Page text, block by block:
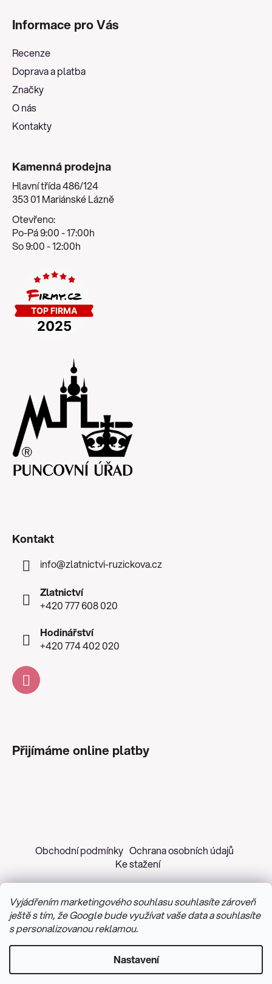
Vyjádřením marketingového souhlasu souhlasíte zároveň
ještě s tím, že Google bude využívat vaše data a souhlasíte
s personalizovanou reklamou.
Nastavení
Informace pro Vás
Recenze
Doprava a platba
Značky
O nás
Kontakty
Kamenná prodejna
Hlavní třída 486/124
353 01 Mariánské Lázně
Otevřeno:
Po-Pá 9:00 - 17:00h
So 9:00 - 12:00h
Kontakt
info@zlatnictvi-ruzickova.cz
Zlatnictví
+420 777 608 020
Hodinářství
+420 774 402 020
Přijímáme online platby
Obchodní podmínky Ochrana osobních údajů
Ke stažení
Vytvořil Shoptet&PekneWeby
Upravit nastavení cookies